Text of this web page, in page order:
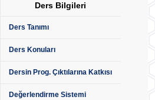
Ders Bilgileri
Ders Tanımı
Ders Konuları
Dersin Prog. Çıktılarına Katkısı
Değerlendirme Sistemi